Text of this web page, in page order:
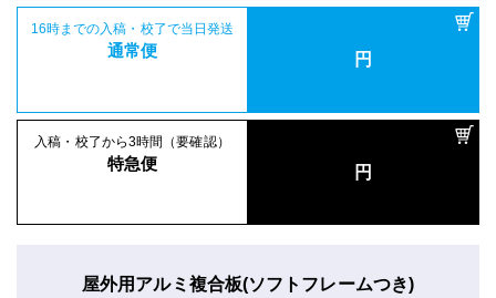
16時までの入稿・校了で当日発送
通常便 円
入稿・校了から3時間（要確認）
特急便 円
屋外用アルミ複合板(ソフトフレームつき)